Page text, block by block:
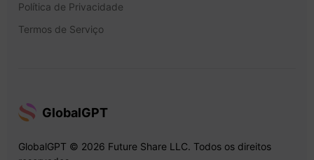
Política de Privacidade
Termos de Serviço
GlobalGPT
GlobalGPT © 2026 Future Share LLC. Todos os direitos